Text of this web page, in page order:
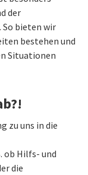
der
bieten wir
bestehen und
Situationen
zu uns in die
ob Hilfs- und
die